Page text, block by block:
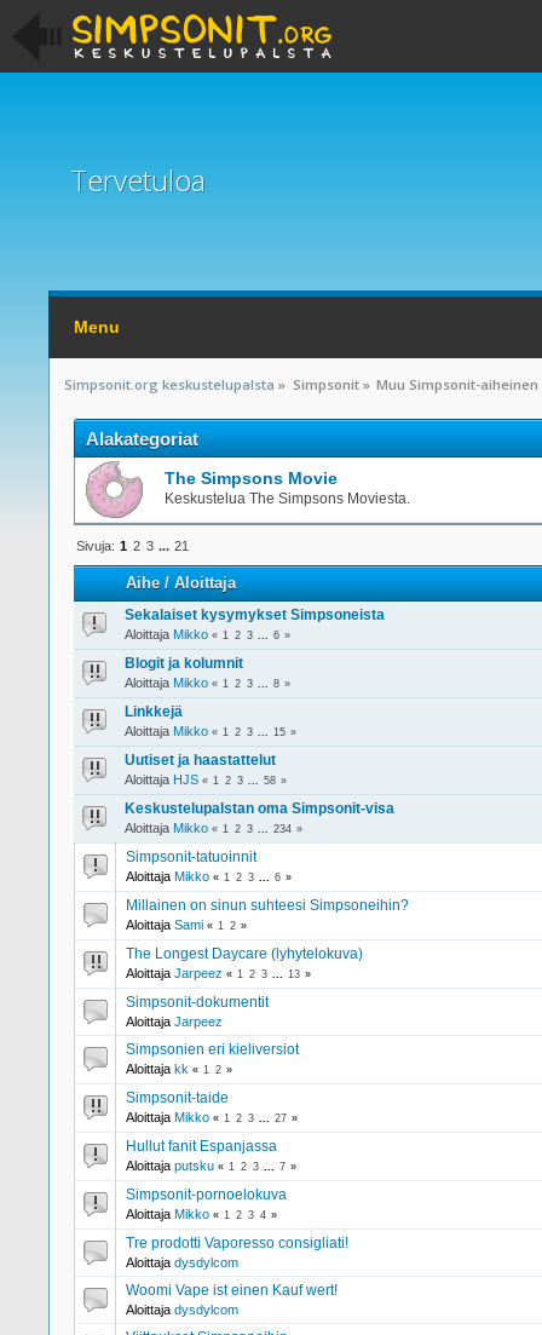
Tervetuloa
Menu
Simpsonit.org keskustelupalsta » Simpsonit» Muu Simpsonit-aiheinen
Alakategoriat
The Simpsons Movie
Keskustelua The Simpsons Moviesta.
Sivuja: 1 2 3 ... 21
Aihe/Aloittaja
Sekalaiset kysymykset Simpsoneista
Aloittaja Mikko « 1 2 3 ... 6 »
Blogit ja kolumnit
Aloittaja Mikko « 1 2 3 ... 8 »
Linkkejä
Aloittaja Mikko « 1 2 3 ... 15 »
Uutiset ja haastattelut
Aloittaja HJS « 1 2 3 ... 58 »
Keskustelupalstan oma Simpsonit-visa
Aloittaja Mikko « 1 2 3 ... 234 »
Simpsonit-tatuoinnit
Aloittaja Mikko « 1 2 3 ... 6 »
Millainen on sinun suhteesi Simpsoneihin?
Aloittaja Sami « 1 2 »
The Longest Daycare (lyhytelokuva)
Aloittaja Jarpeez « 1 2 3 ... 13 »
Simpsonit-dokumentit
Aloittaja Jarpeez
Simpsonien eri kieliversiot
Aloittaja kk « 1 2 »
Simpsonit-taide
Aloittaja Mikko « 1 2 3 ... 27 »
Hullut fanit Espanjassa
Aloittaja putsku « 1 2 3 ... 7 »
Simpsonit-pornoelokuva
Aloittaja Mikko « 1 2 3 4 »
Tre prodotti Vaporesso consigliati!
Aloittaja dysdylcom
Woomi Vape ist einen Kauf wert!
Aloittaja dysdylcom